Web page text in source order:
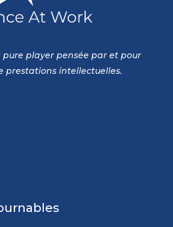
pure player pensée par et pour
prestations intellectuelles.